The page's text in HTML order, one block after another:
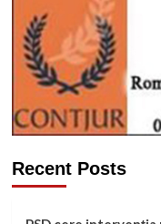
Recent Posts